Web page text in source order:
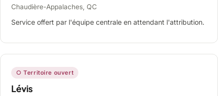
Chaudière-Appalaches, QC
Service offert par l'équipe centrale en attendant l'attribution.
○ Territoire ouvert
Lévis